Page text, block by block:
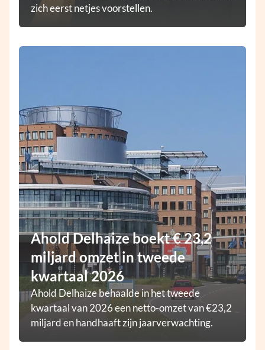
zich eerst netjes voorstellen.
Ahold Delhaize boekt € 23,2
miljard omzet in tweede
kwartaal 2026
Ahold Delhaize behaalde in het tweede
kwartaal van 2026 een netto-omzet van €23,2
miljard en handhaaft zijn jaarverwachting.